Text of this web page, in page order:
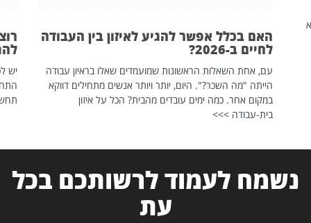
האם בכלל אפשר להגיע לאיזון בין העבודה
לחיים ב-2026?
עם, אחת השאלות הראשונות שמועמדים שאלו בראיון עבודה
הייתה "מה השכר?". היום, יותר ויותר אנשים מתחילים דווקא
במקום אחר. כמה ימים עובדים מהבית? הכל על איזון
בית-עבודה >>>
יש
נשמח לעמוד לרשותכם בכל
עת